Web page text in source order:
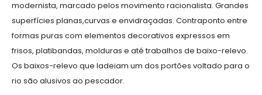
modernista, marcado pelos movimento racionalista. Grandes
superfícies planas,curvas e envidraçadas. Contraponto entre
formas puras com elementos decorativos expressos em
frisos, platibandas, molduras e até trabalhos de baixo-relevo.
Os baixos-relevo que ladeiam um dos portões voltado para o
rio são alusivos ao pescador.